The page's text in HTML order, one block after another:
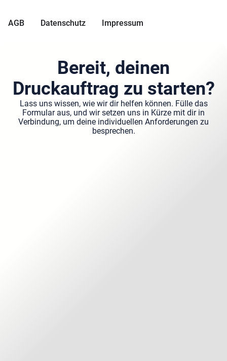
AGB Datenschutz Impressum
Bereit, deinen
Druckauftrag zu starten?
Lass uns wissen, wie wir dir helfen können. Fülle das
Formular aus, und wir setzen uns in Kürze mit dir in
Verbindung, um deine individuellen Anforderungen zu
besprechen.